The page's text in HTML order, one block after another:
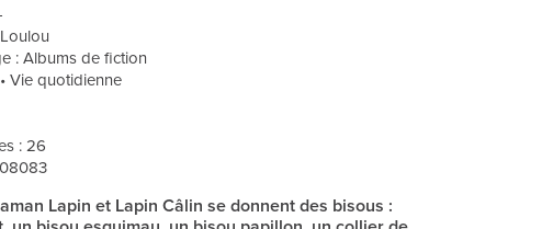
: Albums de fiction
Vie quotidienne
: 26
Lapin et Lapin Câlin se donnent des bisous :